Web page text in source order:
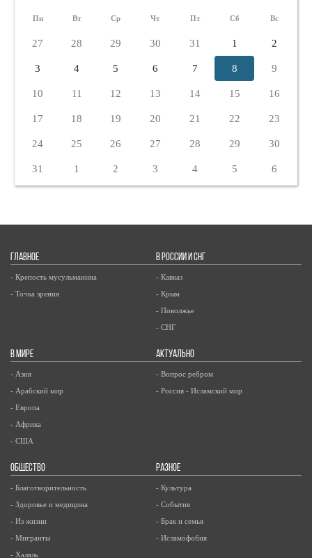
Пн Вт Ср Чт Пт Сб Вс
27 28 29 30 31 1 2
3 4 5 6 7 8 9
10 11 12 13 14 15 16
17 18 19 20 21 22 23
24 25 26 27 28 29 30
31 1 2 3 4 5 6
ГЛАВНОЕ
- Крепость мусульманина
- Точка зрения
В РОССИИ И СНГ
- Кавказ
- Крым
- Поволжье
- СНГ
В МИРЕ
- Азия
- Арабский мир
- Европа
- Африка
- США
АКТУАЛЬНО
- Вопрос ребром
- Россия - Исламский мир
ОБЩЕСТВО
- Благотворительность
- Здоровье и медицина
- Из жизни
- Мигранты
- Халяль
РАЗНОЕ
- Культура
- События
- Брак и семья
- Исламофобия